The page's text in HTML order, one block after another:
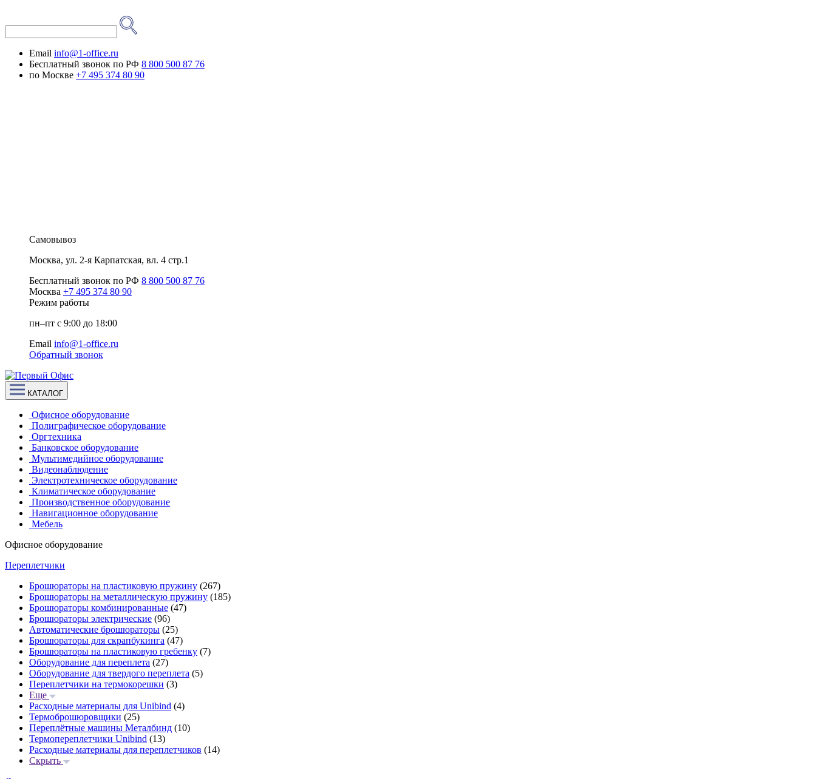
Email info@1-office.ru
Бесплатный звонок по РФ 8 800 500 87 76
по Москве +7 495 374 80 90
Самовывоз
Москва, ул. 2-я Карпатская, вл. 4 стр.1
Бесплатный звонок по РФ 8 800 500 87 76
Москва +7 495 374 80 90
Режим работы
пн–пт с 9:00 до 18:00
Email info@1-office.ru
Обратный звонок
КАТАЛОГ
Офисное оборудование
Полиграфическое оборудование
Оргтехника
Банковское оборудование
Мультимедийное оборудование
Видеонаблюдение
Электротехническое оборудование
Климатическое оборудование
Производственное оборудование
Навигационное оборудование
Мебель
Офисное оборудование
Переплетчики
Брошюраторы на пластиковую пружину (267)
Брошюраторы на металлическую пружину (185)
Брошюраторы комбинированные (47)
Брошюраторы электрические (96)
Автоматические брошюраторы (25)
Брошюраторы для скрапбукинга (47)
Брошюраторы на пластиковую гребенку (7)
Оборудование для переплета (27)
Оборудование для твердого переплета (5)
Переплетчики на термокорешки (3)
Еще
Расходные материалы для Unibind (4)
Термоброшюровщики (25)
Переплётные машины Металбинд (10)
Термопереплетчики Unibind (13)
Расходные материалы для переплетчиков (14)
Скрыть